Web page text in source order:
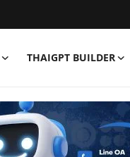
THAIGPT BUILDER